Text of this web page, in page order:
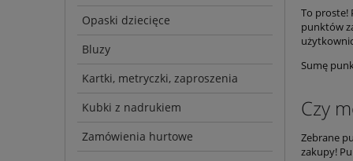
Opaski dziecięce
Bluzy
Kartki, metryczki, zaproszenia
Kubki z nadrukiem
Zamówienia hurtowe
To proste!
punktów
Sumę
Czy
Zebrane
zakupy!